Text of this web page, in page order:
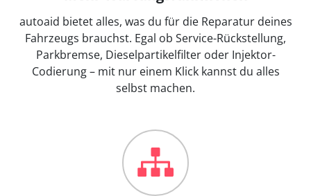
autoaid bietet alles, was du für die Reparatur deines
Fahrzeugs brauchst. Egal ob Service-Rückstellung,
Parkbremse, Dieselpartikelfilter oder Injektor-
Codierung – mit nur einem Klick kannst du alles
selbst machen.